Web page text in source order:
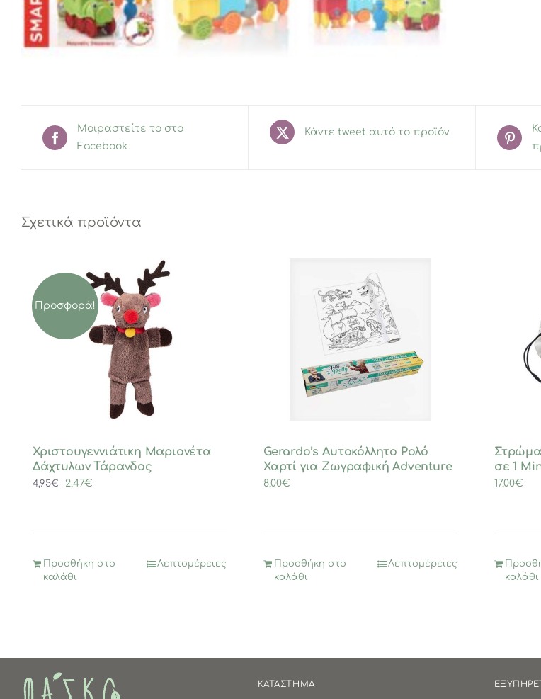
Μοιραστείτε το στο
Facebook
Κάντε tweet αυτό το προϊόν
Σχετικά προϊόντα
Προσφορά!
Χριστουγεννιάτικη Μαριονέτα
Δάχτυλων Τάρανδος
4,95€
Original
2,47€
Προσθήκη στο
καλάθι
Λεπτομέρειες
Gerardo’s Αυτοκόλλητο Ρολό
Χαρτί για Ζωγραφική Adventure
8,00€
Προσθήκη στο
καλάθι
Λεπτομέρειες
Στρώμα
σε 1
17,00€
καλάθι
ΚΑΤΑΣΤΗΜΑ